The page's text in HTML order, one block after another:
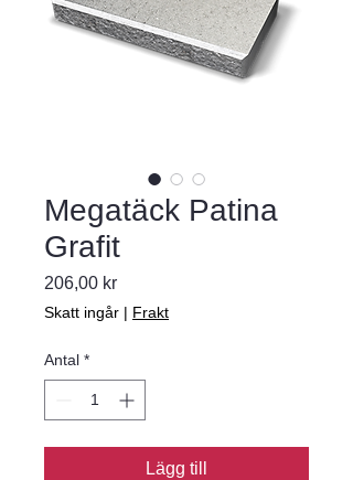
Megatäck Patina
Grafit
206,00 krPris
Skatt ingår | Frakt
Antal *
Lägg till